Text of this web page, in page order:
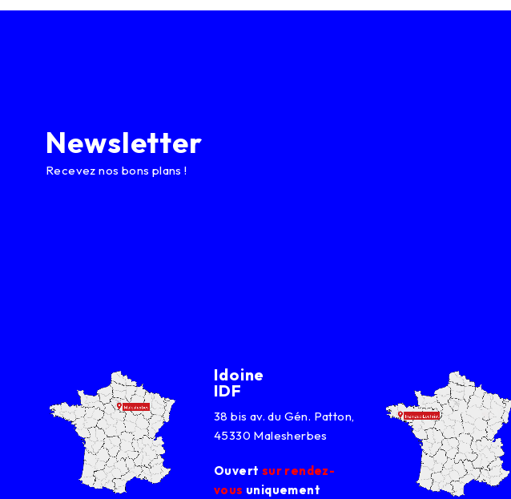
Newsletter
Recevez nos bons plans !
Idoine
IDF
38 bis av. du Gén. Patton,
45330 Malesherbes
Ouvert sur rendez-
vous uniquement